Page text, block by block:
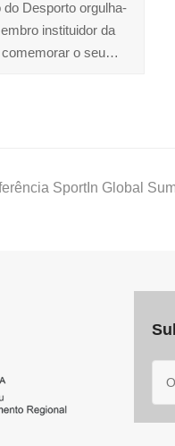
do Desporto orgulha-
instituidor da
comemorar o seu…
SportIn Global